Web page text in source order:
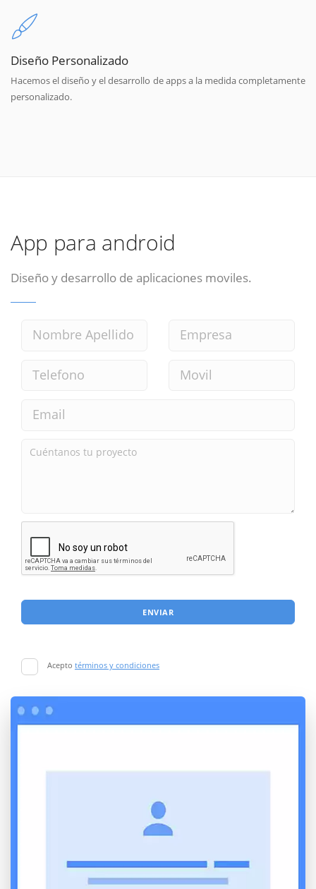
Diseño Personalizado
Hacemos el diseño y el desarrollo de apps a la medida completamente
personalizado.
App para android
Diseño y desarrollo de aplicaciones moviles.
ENVIAR
Acepto términos y condiciones